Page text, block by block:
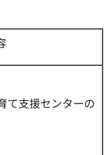
て支援センターの